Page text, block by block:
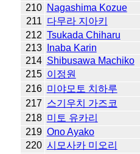
210 Nagashima Kozue
211 다무라 지아키
212 Tsukada Chiharu
213
Inaba Karin
214 Shibusawa Machiko
215 이정원
216 미야모토 치하루
217 스기우치 가즈코
218 미토 유카리
219 Ono Ayako
220 시모사카 미오리